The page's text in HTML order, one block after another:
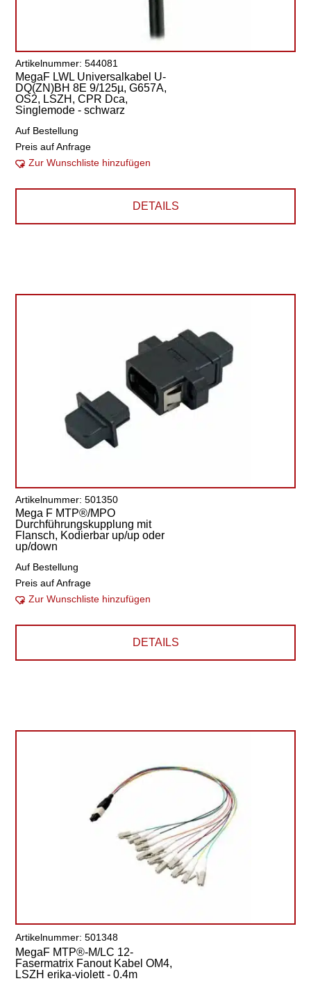
Artikelnummer: 544081
MegaF LWL Universalkabel U-
DQ(ZN)BH 8E 9/125µ, G657A,
OS2, LSZH, CPR Dca,
Singlemode - schwarz
Auf Bestellung
Preis auf Anfrage
Zur Wunschliste hinzufügen
DETAILS
Artikelnummer: 501350
Mega F MTP®/MPO
Durchführungskupplung mit
Flansch, Kodierbar up/up oder
up/down
Auf Bestellung
Preis auf Anfrage
Zur Wunschliste hinzufügen
DETAILS
Artikelnummer: 501348
MegaF MTP®-M/LC 12-
Fasermatrix Fanout Kabel OM4,
LSZH erika-violett - 0.4m